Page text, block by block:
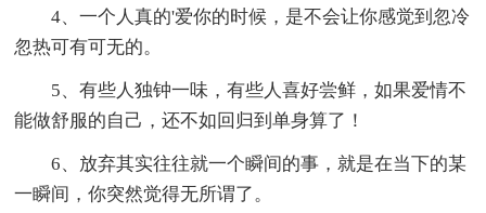
4、一个人真的'爱你的时候，是不会让你感觉到忽冷
忽热可有可无的。
5、有些人独钟一味，有些人喜好尝鲜，如果爱情不
能做舒服的自己，还不如回归到单身算了！
6、放弃其实往往就一个瞬间的事，就是在当下的某
一瞬间，你突然觉得无所谓了。